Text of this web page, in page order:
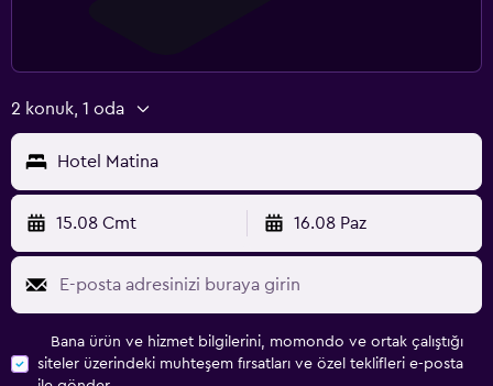
2 konuk, 1 oda
Hotel Matina
15.08 Cmt 16.08 Paz
Bana ürün ve hizmet bilgilerini, momondo ve ortak çalıştığı
siteler üzerindeki muhteşem fırsatları ve özel teklifleri e-posta